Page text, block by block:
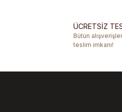
Ürün bilgilerinde
Ürün fiyatı diğer
ÜCRETSİZ
Bütün
teslim imkanı!